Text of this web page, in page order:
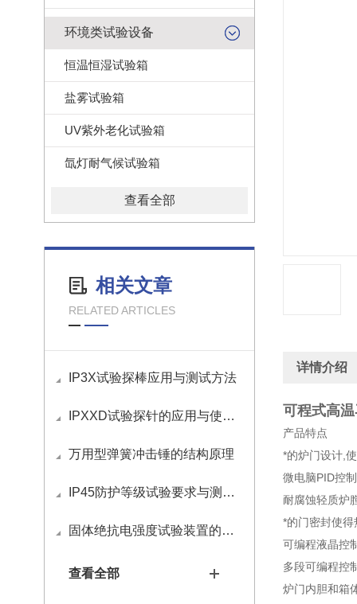
环境类试验设备
恒温恒湿试验箱
盐雾试验箱
UV紫外老化试验箱
氙灯耐气候试验箱
查看全部
相关文章
RELATED ARTICLES
IP3X试验探棒应用与测试方法
IPXXD试验探针的应用与使用方法
万用型弹簧冲击锤的结构原理
IP45防护等级试验要求与测试方法
固体绝抗电强度试验装置的应用
查看全部
详情介绍
可程式高
产品特点
*的炉门设计,
微电脑PID控
耐腐蚀轻质炉
*的门密封使
可编程液晶控
多段可编程控
炉门内胆和箱